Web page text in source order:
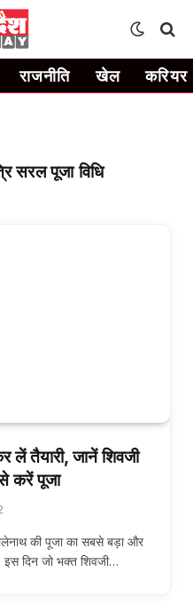
राजनीति खेल करियर
सरल पूजा विधि
लें तैयारी, जानें शिवजी
करें पूजा
की पूजा का सबसे बड़ा और
इस दिन जो भक्त शिवजी…